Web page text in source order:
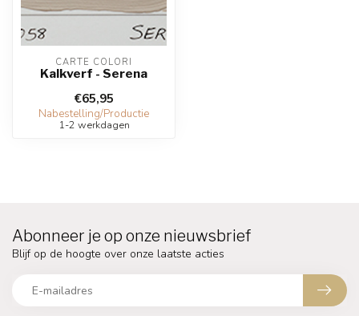
CARTE COLORI
Kalkverf - Serena
€65,95
Nabestelling/Productie
1-2 werkdagen
Abonneer je op onze nieuwsbrief
Blijf op de hoogte over onze laatste acties